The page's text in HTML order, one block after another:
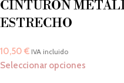
CINTURÓN
ESTRECHO
10,50 € IVA incluido
Seleccionar opciones